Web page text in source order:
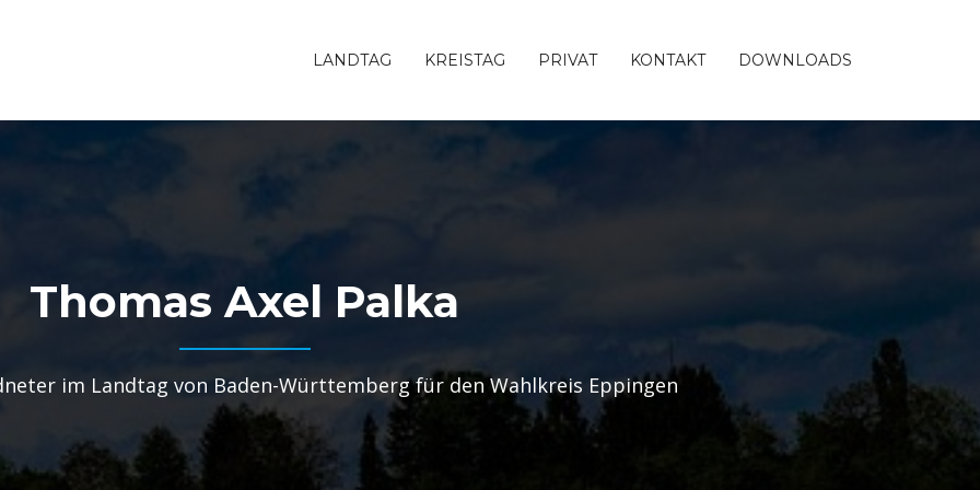
LANDTAG KREISTAG PRIVAT KONTAKT DOWNLOADS
Thomas Axel Palka
im Landtag von Baden-Württemberg für den Wahlkreis Eppingen